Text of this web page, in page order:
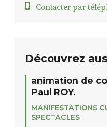
Contacter par
Découvrez
animation de
Paul ROY.
MANIFESTATIONS
SPECTACLES